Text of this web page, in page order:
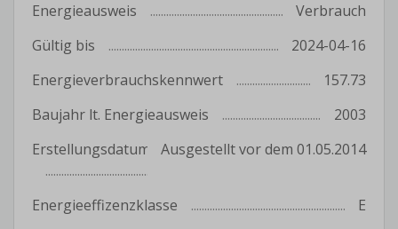
Energieausweis
Verbrauch
Gültig bis
2024-04-16
Energieverbrauchskennwert
157.73
Baujahr lt. Energieausweis
2003
Erstellungsdatum
Ausgestellt vor dem 01.05.2014
Energieeffizenzklasse
E